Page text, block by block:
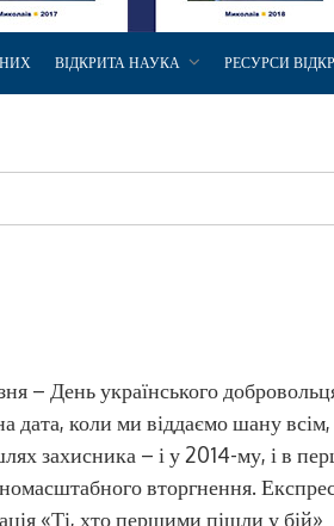
ВІДКРИТА НАУКА РЕСУРСИ
– День українського
дата, коли ми віддаємо шану
захисника – і у 2014-му, і в
вторгнення.
«Ті, хто першими пішли у бій»